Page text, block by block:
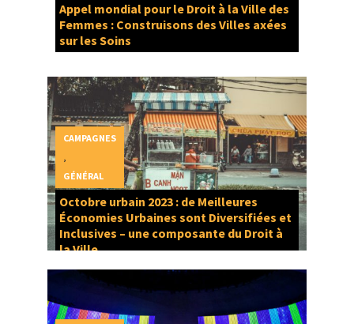
Appel mondial pour le Droit à la Ville des
Femmes : Construisons des Villes axées
sur les Soins
Octobre urbain 2023 : de Meilleures
Économies Urbaines sont Diversifiées et
Inclusives – une composante du Droit à
la Ville
CAMPAGNES
,
GÉNÉRAL